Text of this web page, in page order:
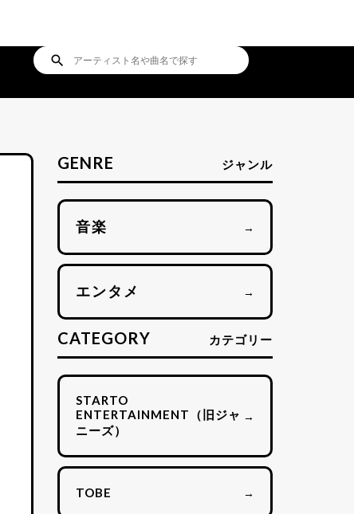
search
GENRE ジャンル
音楽 →
エンタメ →
CATEGORY カテゴリー
STARTO
ENTERTAINMENT（旧ジャ
ニーズ）
→
TOBE →